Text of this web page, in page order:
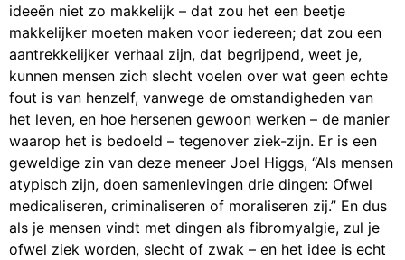
ideeën niet zo makkelijk – dat zou het een beetje
makkelijker moeten maken voor iedereen; dat zou een
aantrekkelijker verhaal zijn, dat begrijpend, weet je,
kunnen mensen zich slecht voelen over wat geen echte
fout is van henzelf, vanwege de omstandigheden van
het leven, en hoe hersenen gewoon werken – de manier
waarop het is bedoeld – tegenover ziek-zijn. Er is een
geweldige zin van deze meneer Joel Higgs, “Als mensen
atypisch zijn, doen samenlevingen drie dingen: Ofwel
medicaliseren, criminaliseren of moraliseren zij.” En dus
als je mensen vindt met dingen als fibromyalgie, zul je
ofwel ziek worden, slecht of zwak – en het idee is echt